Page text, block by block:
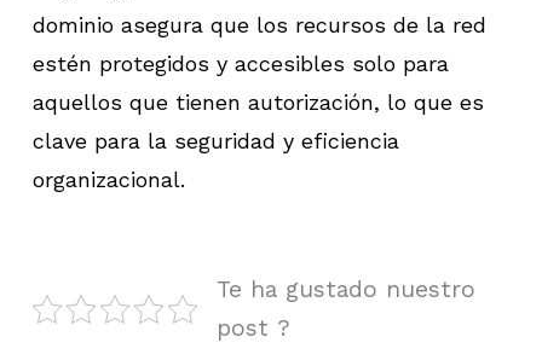
dominio asegura que los recursos de la red
estén protegidos y accesibles solo para
aquellos que tienen autorización, lo que es
clave para la seguridad y eficiencia
organizacional.
Te ha gustado nuestro
post ?